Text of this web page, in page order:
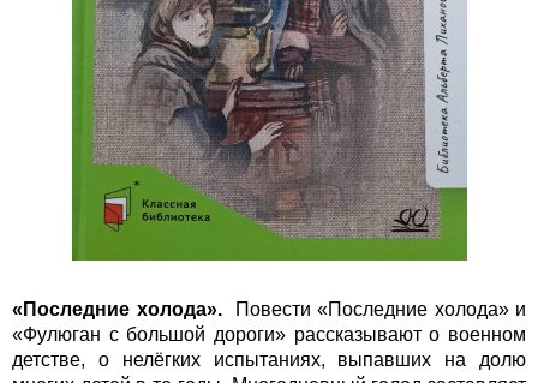
«Последние холода».
Повести «Последние холода» и
«Фулюган с большой дороги» рассказывают о военном
детстве, о нелёгких испытаниях, выпавших на долю